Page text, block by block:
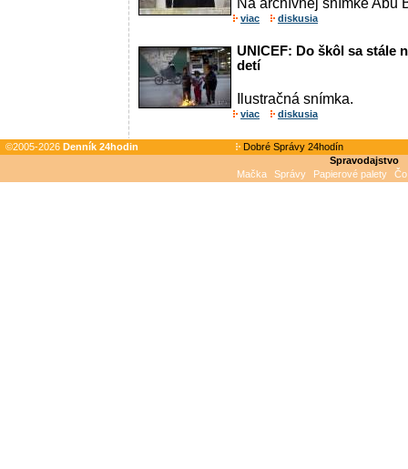
viac diskusia
UNICEF: Do škôl sa stále
detí
Ilustračná snímka.
viac diskusia
©2005-2026 Denník 24hodin
Dobré Správy 24hodín
Spravodajstvo
Mačka
Správy Papierové palety